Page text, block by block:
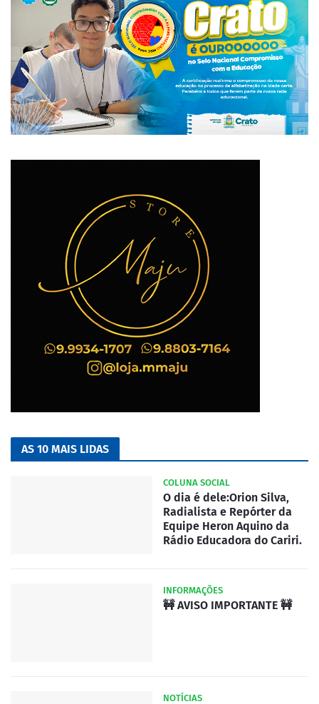
AS 10 MAIS LIDAS
COLUNA SOCIAL
O dia é dele:Orion Silva,
Radialista e Repórter da
Equipe Heron Aquino da
Rádio Educadora do Cariri.
INFORMAÇÕES
🚧 AVISO IMPORTANTE 🚧
NOTÍCIAS